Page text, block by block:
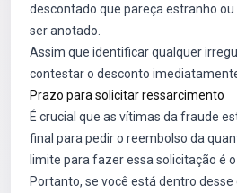
descontado que pareça estranho
ser anotado.
Assim que identificar qualquer
contestar o desconto
Prazo para solicitar ressarcimento
É crucial que as vítimas da fraude
final para pedir o reembolso da
limite para fazer essa solicitação é o
Portanto, se você está dentro desse